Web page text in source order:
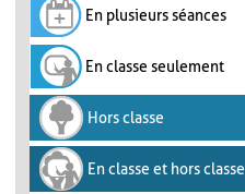
En plusieurs séances
En classe seulement
Hors classe
En classe et hors classe